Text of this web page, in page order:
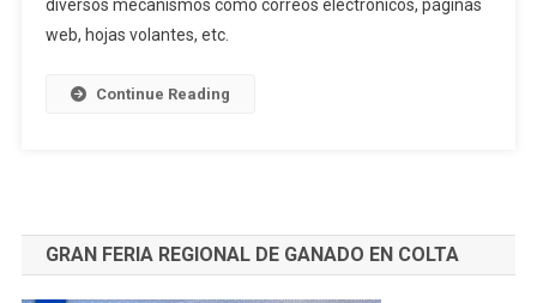
Alerta
De
Entidades No
diversos mecanismos como correos electrónicos, páginas
web, hojas volantes, etc.
Continue Reading
GRAN FERIA REGIONAL DE GANADO EN COLTA